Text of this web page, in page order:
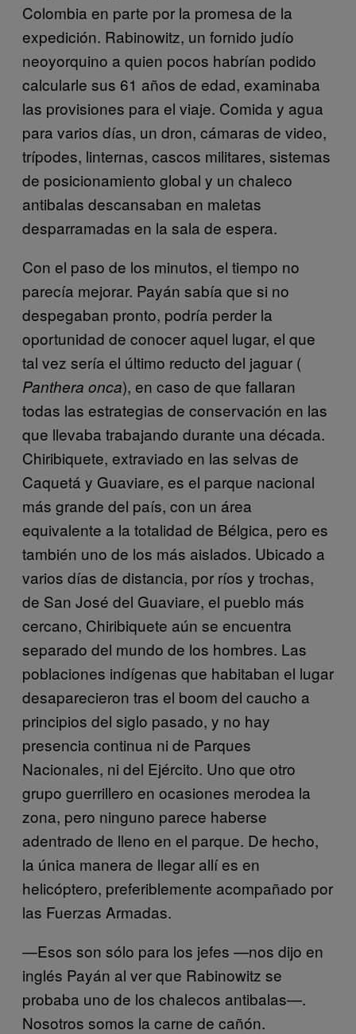
Colombia en parte por la promesa de la
expedición. Rabinowitz, un fornido judío
neoyorquino a quien pocos habrían podido
calcularle sus 61 años de edad, examinaba
las provisiones para el viaje. Comida y agua
para varios días, un dron, cámaras de video,
trípodes, linternas, cascos militares, sistemas
de posicionamiento global y un chaleco
antibalas descansaban en maletas
desparramadas en la sala de espera.
Con el paso de los minutos, el tiempo no
parecía mejorar. Payán sabía que si no
despegaban pronto, podría perder la
oportunidad de conocer aquel lugar, el que
tal vez sería el último reducto del jaguar (
Panthera onca), en caso de que fallaran
todas las estrategias de conservación en las
que llevaba trabajando durante una década.
Chiribiquete, extraviado en las selvas de
Caquetá y Guaviare, es el parque nacional
más grande del país, con un área
equivalente a la totalidad de Bélgica, pero es
también uno de los más aislados. Ubicado a
varios días de distancia, por ríos y trochas,
de San José del Guaviare, el pueblo más
cercano, Chiribiquete aún se encuentra
separado del mundo de los hombres. Las
poblaciones indígenas que habitaban el lugar
desaparecieron tras el boom del caucho a
principios del siglo pasado, y no hay
presencia continua ni de Parques
Nacionales, ni del Ejército. Uno que otro
grupo guerrillero en ocasiones merodea la
zona, pero ninguno parece haberse
adentrado de lleno en el parque. De hecho,
la única manera de llegar allí es en
helicóptero, preferiblemente acompañado por
las Fuerzas Armadas.
—Esos son sólo para los jefes —nos dijo en
inglés Payán al ver que Rabinowitz se
probaba uno de los chalecos antibalas—.
Nosotros somos la carne de cañón.